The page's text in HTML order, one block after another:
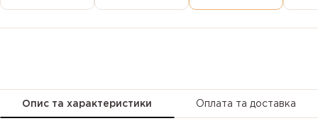
Опис та характеристики Оплата та доставка